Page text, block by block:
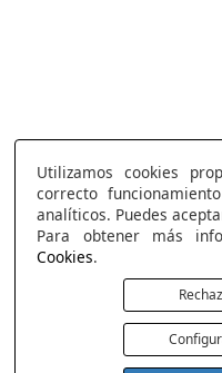
Utilizamos cookies
correcto
analíticos. Puedes
Para obtener más
Cookies.